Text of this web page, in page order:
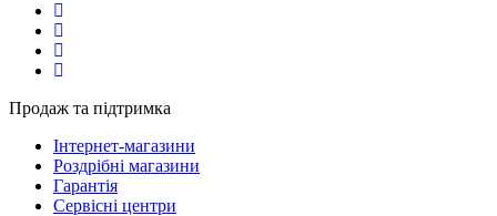
Продаж та підтримка
Інтернет-магазини
Роздрібні магазини
Гарантія
Сервісні центри